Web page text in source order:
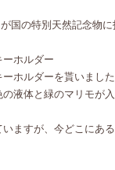
国の特別天然記念物
ホルダー
ホルダーを貰いまし
液体と緑のマリモが
いますが、今どこにあ